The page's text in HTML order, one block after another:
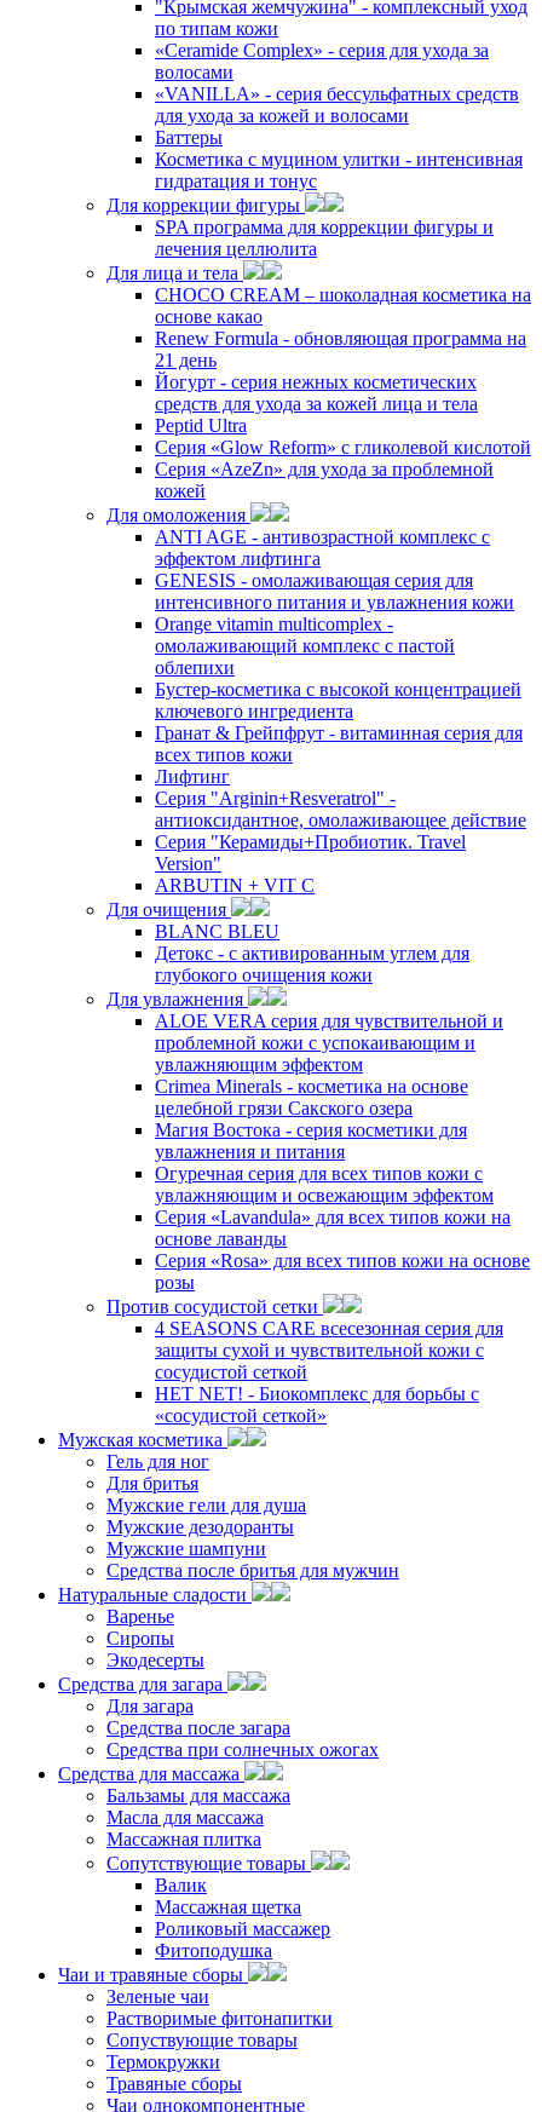
"Крымская жемчужина" - комплексный уход
по типам кожи
«Ceramide Complex» - серия для ухода за
волосами
«VANILLA» - серия бессульфатных средств
для ухода за кожей и волосами
Баттеры
Косметика с муцином улитки - интенсивная
гидратация и тонус
Для коррекции фигуры
SPA программа для коррекции фигуры и
лечения целлюлита
Для лица и тела
CHOCO CREAM – шоколадная косметика на
основе какао
Renew Formula - обновляющая программа на
21 день
Йогурт - серия нежных косметических
средств для ухода за кожей лица и тела
Peptid Ultra
Cерия «Glow Reform» с гликолевой кислотой
Серия «AzeZn» для ухода за проблемной
кожей
Для омоложения
ANTI AGE - антивозрастной комплекс с
эффектом лифтинга
GENESIS - омолаживающая серия для
интенсивного питания и увлажнения кожи
Orange vitamin multicomplex -
омолаживающий комплекс с пастой
облепихи
Бустер-косметика с высокой концентрацией
ключевого ингредиента
Гранат & Грейпфрут - витаминная серия для
всех типов кожи
Лифтинг
Серия "Arginin+Resveratrol" -
антиоксидантное, омолаживающее действие
Серия "Керамиды+Пробиотик. Travel
Version"
ARBUTIN + VIT C
Для очищения
BLANC BLEU
Детокс - с активированным углем для
глубокого очищения кожи
Для увлажнения
ALOE VERA серия для чувствительной и
проблемной кожи с успокаивающим и
увлажняющим эффектом
Crimea Minerals - косметика на основе
целебной грязи Сакского озера
Магия Востока - серия косметики для
увлажнения и питания
Огуречная серия для всех типов кожи с
увлажняющим и освежающим эффектом
Серия «Lavandula» для всех типов кожи на
основе лаванды
Серия «Rosa» для всех типов кожи на основе
розы
Против сосудистой сетки
4 SEASONS CARE всесезонная серия для
защиты сухой и чувствительной кожи с
сосудистой сеткой
НЕТ NET! - Биокомплекс для борьбы с
«сосудистой сеткой»
Мужская косметика
Гель для ног
Для бритья
Мужские гели для душа
Мужские дезодоранты
Мужские шампуни
Средства после бритья для мужчин
Натуральные сладости
Варенье
Сиропы
Экодесерты
Средства для загара
Для загара
Средства после загара
Средства при солнечных ожогах
Средства для массажа
Бальзамы для массажа
Масла для массажа
Массажная плитка
Сопутствующие товары
Валик
Массажная щетка
Роликовый массажер
Фитоподушка
Чаи и травяные сборы
Зеленые чаи
Растворимые фитонапитки
Сопуствующие товары
Термокружки
Травяные сборы
Чаи однокомпонентные